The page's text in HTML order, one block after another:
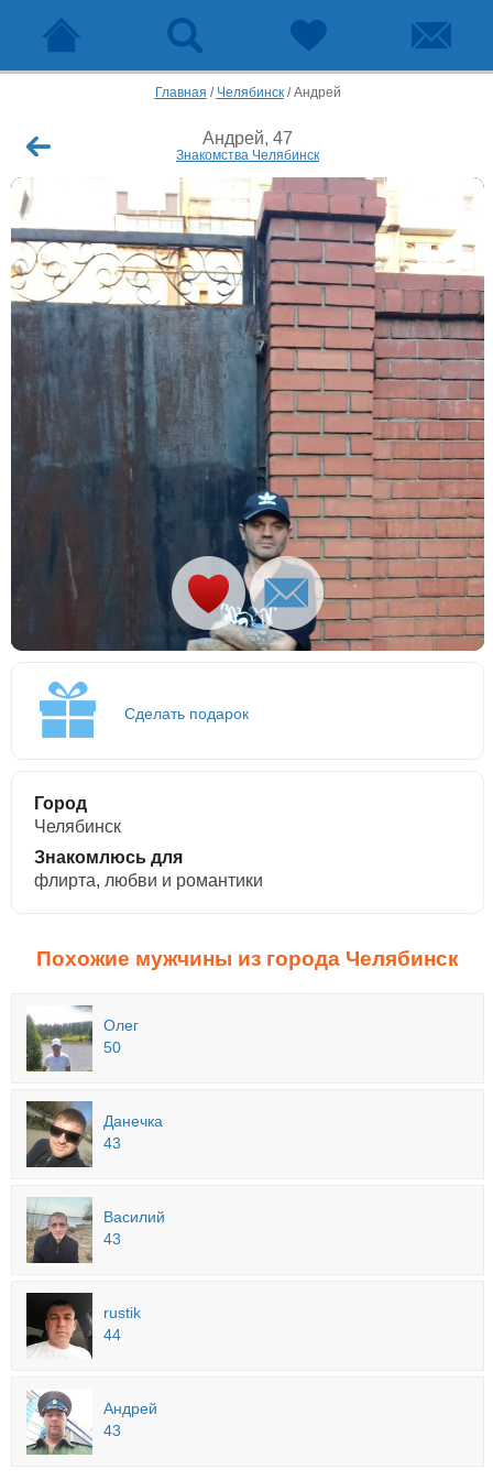
Главная / Челябинск/Андрей
Андрей, 47
Знакомства Челябинск
Сделать подарок
Город
Челябинск
Знакомлюсь для
флирта, любви и романтики
Похожие мужчины из города Челябинск
Олег
50
Данечка
43
Василий
43
rustik
44
Андрей
43